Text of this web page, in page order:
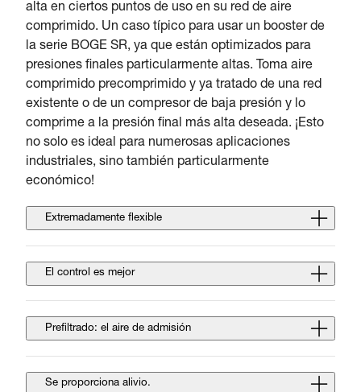
alta en ciertos puntos de uso en su red de aire
comprimido. Un caso típico para usar un booster de
la serie BOGE SR, ya que están optimizados para
presiones finales particularmente altas. Toma aire
comprimido precomprimido y ya tratado de una red
existente o de un compresor de baja presión y lo
comprime a la presión final más alta deseada. ¡Esto
no solo es ideal para numerosas aplicaciones
industriales, sino también particularmente
económico!
Extremadamente flexible
El control es mejor
Prefiltrado: el aire de admisión
Se proporciona alivio.